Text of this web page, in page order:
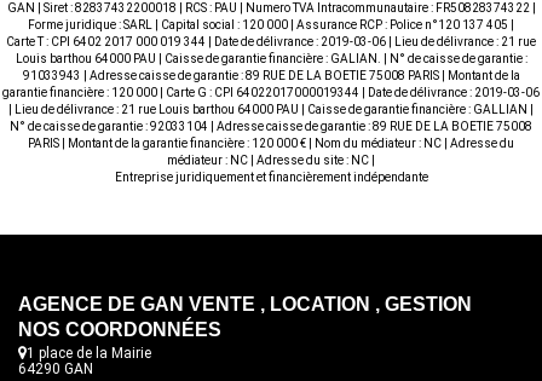
GAN | Siret : 82837432200018 | RCS : PAU | Numero TVA Intracommunautaire : FR50828374322 |
Forme juridique : SARL | Capital social : 120 000 | Assurance RCP : Police n°120 137 405 |
Carte T : CPI 6402 2017 000 019 344 | Date de délivrance : 2019-03-06 | Lieu de délivrance : 21 rue
Louis barthou 64000 PAU | Caisse de garantie financière : GALIAN. | N° de caisse de garantie :
91033943 | Adresse caisse de garantie : 89 RUE DE LA BOETIE 75008 PARIS | Montant de la
garantie financière : 120 000 | Carte G : CPI 64022017000019344 | Date de délivrance : 2019-03-06
| Lieu de délivrance : 21 rue Louis barthou 64000 PAU | Caisse de garantie financière : GALLIAN |
N° de caisse de garantie : 92033104 | Adresse caisse de garantie : 89 RUE DE LA BOETIE 75008
PARIS | Montant de la garantie financière : 120 000 € | Nom du médiateur : NC | Adresse du
médiateur : NC | Adresse du site : NC |
Entreprise juridiquement et financièrement indépendante
AGENCE DE GAN VENTE , LOCATION , GESTION
NOS COORDONNÉES
1 place de la Mairie
64290 GAN